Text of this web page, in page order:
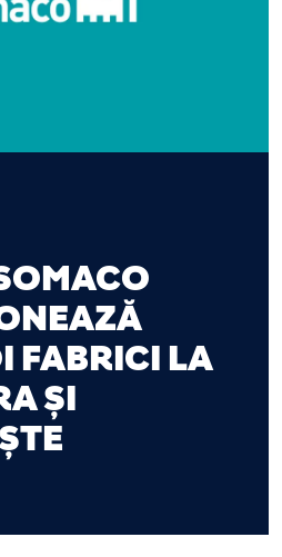
FABRICI LA
ȘI